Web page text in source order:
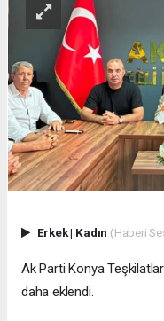
Erkek| Kadın (Haberi
Ak Parti Konya
daha eklendi.